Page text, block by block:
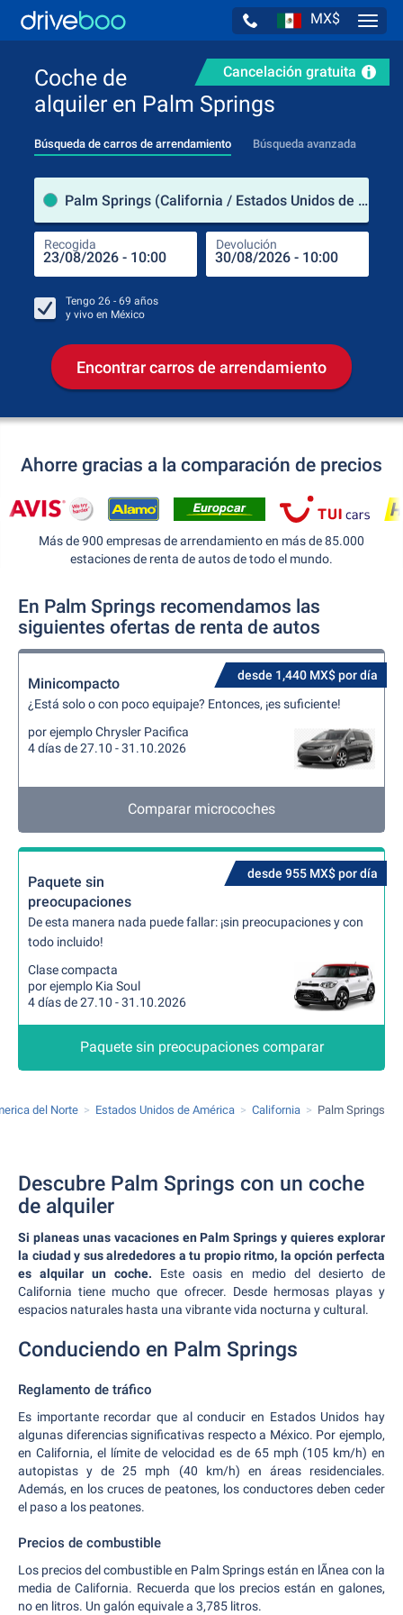
MX$
Cancelación gratuita
Coche de
alquiler en Palm Springs
Búsqueda de carros de arrendamiento Búsqueda avanzada
Palm Springs (California / Estados Unidos de América)
Recogida Devolución
Tengo 26 - 69 años
y vivo en México
Encontrar carros de arrendamiento
Ahorre gracias a la comparación de precios
Más de 900 empresas de arrendamiento en más de 85.000
estaciones de renta de autos de todo el mundo.
En Palm Springs recomendamos las
siguientes ofertas de renta de autos
desde 1,440 MX$ por día
Minicompacto
¿Está solo o con poco equipaje? Entonces, ¡es suficiente!
por ejemplo Chrysler Pacifica
4 días de 27.10 - 31.10.2026
Comparar microcoches
desde 955 MX$ por día
Paquete sin
preocupaciones
De esta manera nada puede fallar: ¡sin preocupaciones y con
todo incluido!
Clase compacta
por ejemplo Kia Soul
4 días de 27.10 - 31.10.2026
Paquete sin preocupaciones comparar
del Norte Estados Unidos de América California Palm Springs
Descubre Palm Springs con un coche
de alquiler
Si planeas unas vacaciones en Palm Springs y quieres explorar
la ciudad y sus alrededores a tu propio ritmo, la opción perfecta
es alquilar un coche. Este oasis en medio del desierto de
California tiene mucho que ofrecer. Desde hermosas playas y
espacios naturales hasta una vibrante vida nocturna y cultural.
Conduciendo en Palm Springs
Reglamento de tráfico
Es importante recordar que al conducir en Estados Unidos hay
algunas diferencias significativas respecto a México. Por ejemplo,
en California, el límite de velocidad es de 65 mph (105 km/h) en
autopistas y de 25 mph (40 km/h) en áreas residenciales.
Además, en los cruces de peatones, los conductores deben ceder
el paso a los peatones.
Precios de combustible
Los precios del combustible en Palm Springs están en lÃnea con la
media de California. Recuerda que los precios están en galones,
no en litros. Un galón equivale a 3,785 litros.